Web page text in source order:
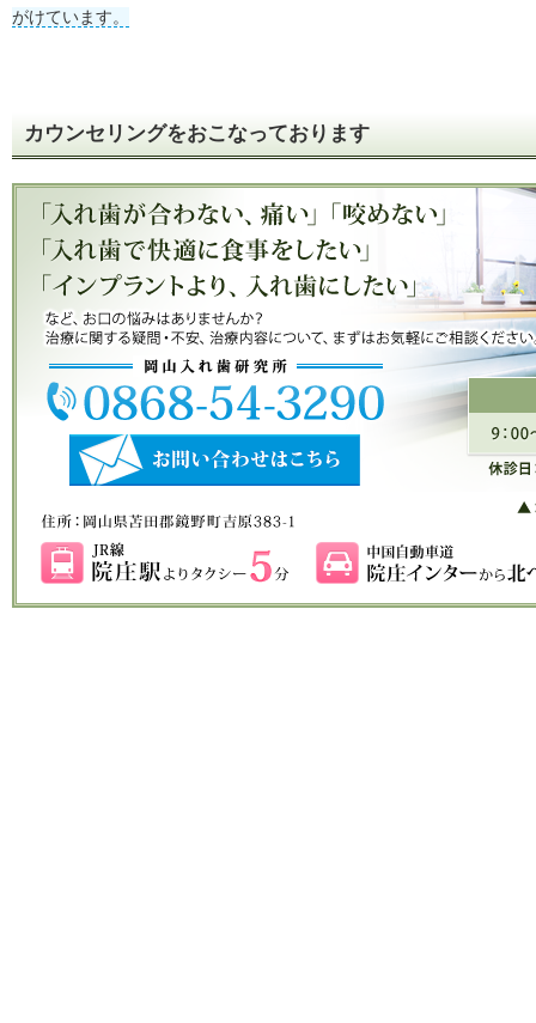
がけています。
カウンセリングをおこなっております